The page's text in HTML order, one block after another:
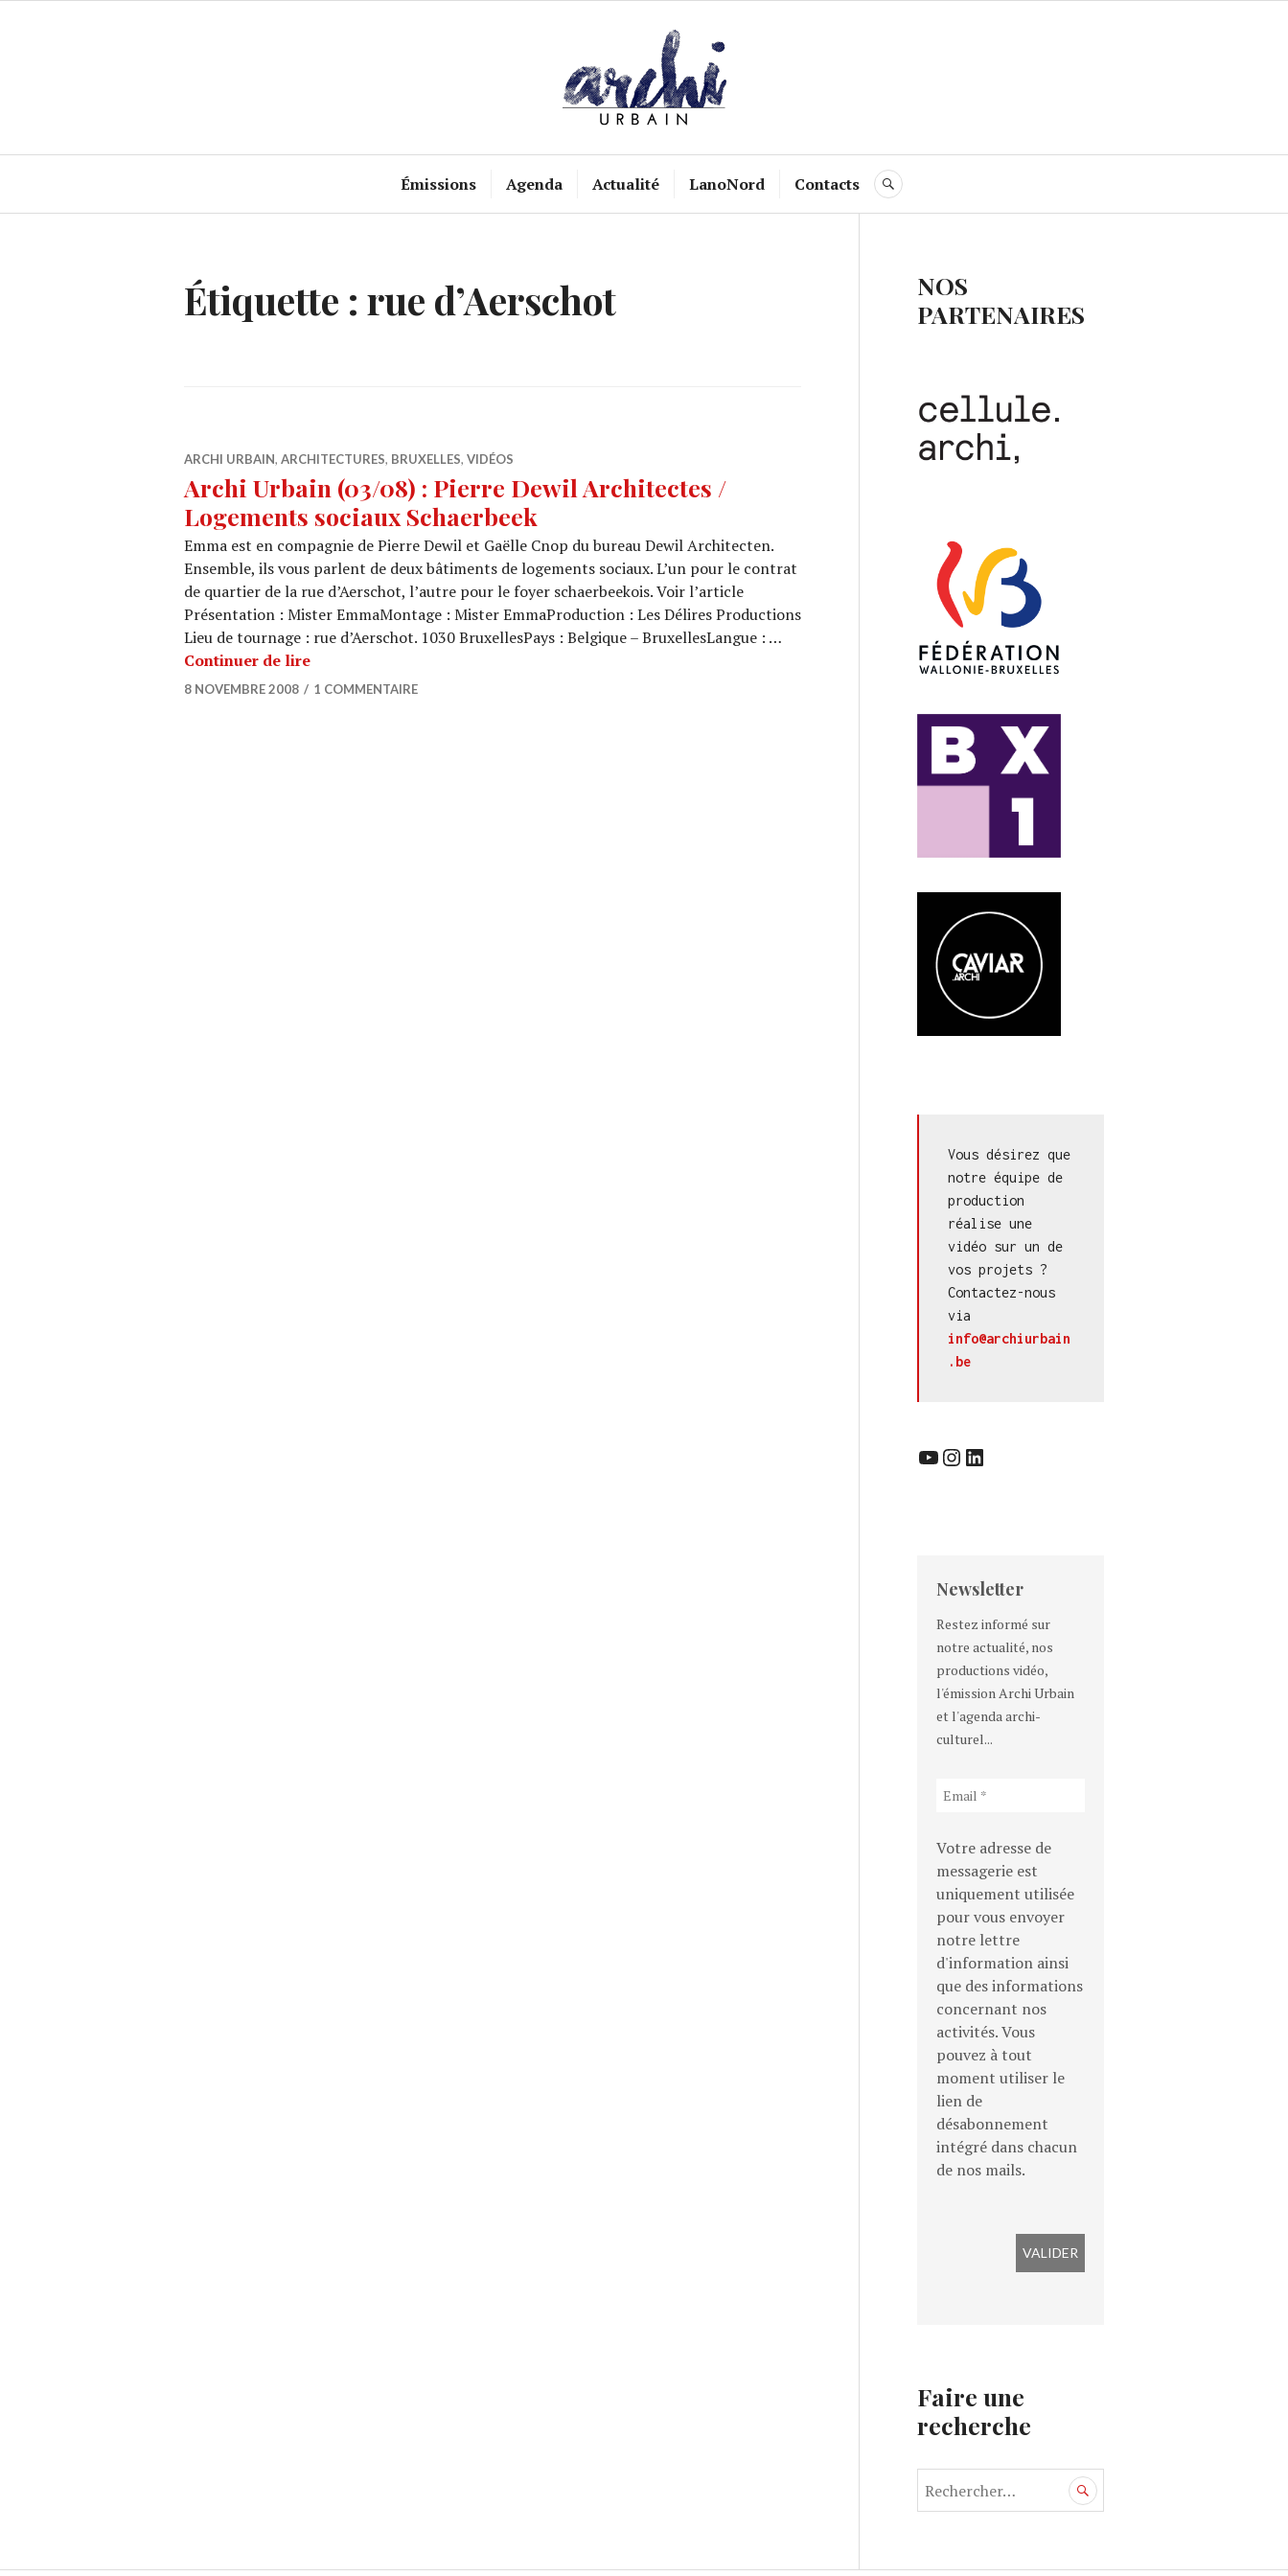
Émissions Agenda Actualité LanoNord Contacts RECHERCHE
Étiquette : rue d’Aerschot
ARCHI URBAIN, ARCHITECTURES, BRUXELLES, VIDÉOS
Archi Urbain (03/08) : Pierre Dewil Architectes /
Logements sociaux Schaerbeek
Emma est en compagnie de Pierre Dewil et Gaëlle Cnop du bureau Dewil Architecten.
Ensemble, ils vous parlent de deux bâtiments de logements sociaux. L’un pour le contrat
de quartier de la rue d’Aerschot, l’autre pour le foyer schaerbeekois. Voir l’article
Présentation : Mister EmmaMontage : Mister EmmaProduction : Les Délires Productions
Lieu de tournage : rue d’Aerschot. 1030 BruxellesPays : Belgique – BruxellesLangue : …
Continuer de lireArchi Urbain (03/08) : Pierre Dewil Architectes / Logements sociaux Schaerbeek
8 NOVEMBRE 2008 1 COMMENTAIRE
NOS
PARTENAIRES
Vous désirez que
notre équipe de
production
réalise une
vidéo sur un de
vos projets ?
Contactez-nous
info@archiurbain
.be
YouTube InstagramLinkedIn
Newsletter
Restez informé sur
notre actualité, nos
productions vidéo,
l'émission Archi Urbain
et l'agenda archi-
culturel...
Votre adresse de
messagerie est
uniquement utilisée
pour vous envoyer
notre lettre
d'information ainsi
que des informations
concernant nos
activités. Vous
pouvez à tout
moment utiliser le
lien de
désabonnement
intégré dans chacun
de nos mails.
Faire une
recherche
e